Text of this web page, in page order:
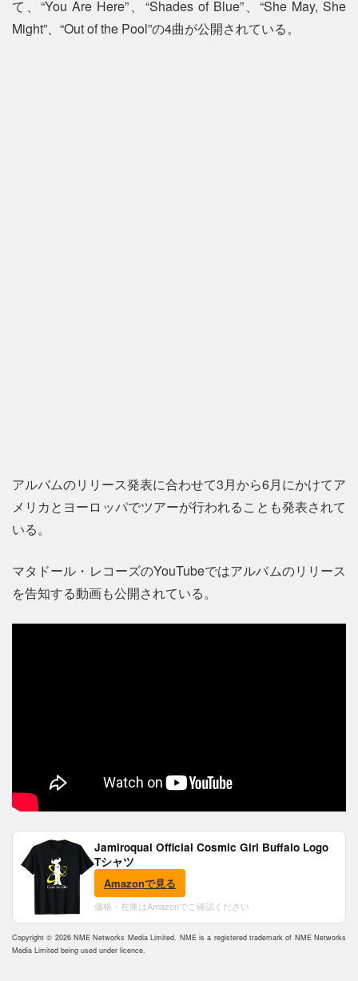
て、“You Are Here”、“Shades of Blue”、“She May, She
Might”、“Out of the Pool”の4曲が公開されている。
アルバムのリリース発表に合わせて3月から6月にかけてア
メリカとヨーロッパでツアーが行われることも発表されて
いる。
マタドール・レコーズのYouTubeではアルバムのリリース
を告知する動画も公開されている。
Jamiroquai Official Cosmic Girl Buffalo Logo
Tシャツ
Amazonで見る
価格・在庫はAmazonでご確認ください
Copyright © 2026 NME Networks Media Limited. NME is a registered trademark of NME Networks
Media Limited being used under licence.